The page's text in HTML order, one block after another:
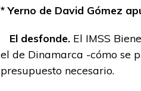
* Yerno de David Gómez
El desfonde. El IMSS
el de Dinamarca -cómo se
presupuesto necesario.